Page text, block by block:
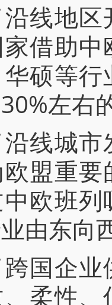
地区
借助
硕等
左右
城市
盟重
欧班
由东向
企业
柔性